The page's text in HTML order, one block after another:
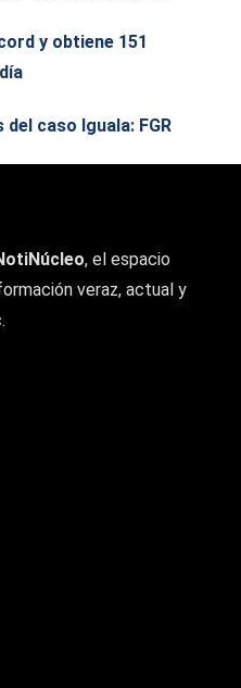
y obtiene 151
caso Iguala: FGR
, el espacio
veraz, actual y